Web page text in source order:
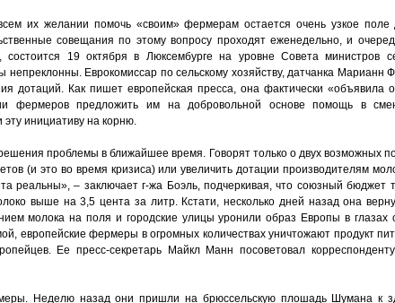
их желании помочь «своим» фермерам остается очень узкое
совещания по этому вопросу проходят еженедельно, и
состоится 19 октября в Люксембурге на уровне Совета министров
непреклонны. Еврокомиссар по сельскому хозяйству, датчанка Марианн
дотаций. Как пишет европейская пресса, она фактически «объявила
фермеров предложить им на добровольной основе помощь в
эту инициативу на корню.
проблемы в ближайшее время. Говорят только о двух возможных
(и это во время кризиса) или увеличить дотации производителям
реальны», – заключает г-жа Боэль, подчеркивая, что союзный бюджет
выше на 3,5 цента за литр. Кстати, несколько дней назад она
молока на поля и городские улицы уронили образ Европы в глазах
европейские фермеры в огромных количествах уничтожают продукт
Ее пресс-секретарь Майкл Манн посоветовал
Неделю назад они пришли на брюссельскую плошадь Шумана к